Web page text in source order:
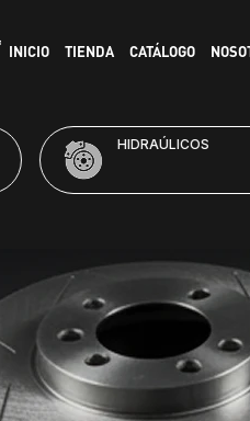
INICIO TIENDA CATÁLOGO
HIDRAÚLICOS